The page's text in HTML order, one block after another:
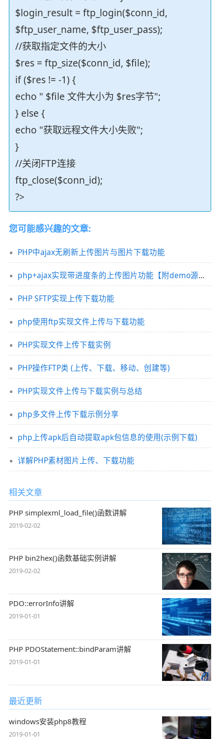
$login_result = ftp_login($conn_id,
$ftp_user_name, $ftp_user_pass);
//获取指定文件的大小
$res = ftp_size($conn_id, $file);
if ($res != -1) {
echo " $file 文件大小为 $res字节";
} else {
echo "获取远程文件大小失败";
}
//关闭FTP连接
ftp_close($conn_id);
?>
您可能感兴趣的文章:
PHP中ajax无刷新上传图片与图片下载功能
php+ajax实现带进度条的上传图片功能【附demo源码下载】
PHP SFTP实现上传下载功能
php使用ftp实现文件上传与下载功能
PHP实现文件上传下载实例
PHP操作FTP类 (上传、下载、移动、创建等)
PHP实现文件上传与下载实例与总结
php多文件上传下载示例分享
php上传apk后自动提取apk包信息的使用(示例下载)
详解PHP素材图片上传、下载功能
相关文章
PHP simplexml_load_file()函数讲解
2019-02-02
PHP bin2hex()函数基础实例讲解
2019-02-02
PDO::errorInfo讲解
2019-01-01
PHP PDOStatement::bindParam讲解
2019-01-01
最近更新
windows安装php8教程
2019-01-01